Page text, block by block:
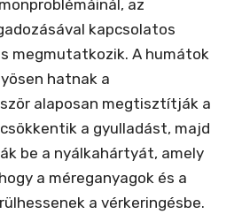
az
kapcsolatos
megmutatkozik. A humátok
hatnak a
alaposan megtisztítják a
a gyulladást, majd
be a nyálkahártyát, amely
a méreganyagok és a
a vérkeringésbe.